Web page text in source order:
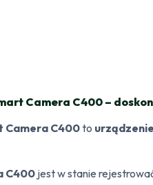
Camera C400 –
Camera C400to
C400 jest w stanie